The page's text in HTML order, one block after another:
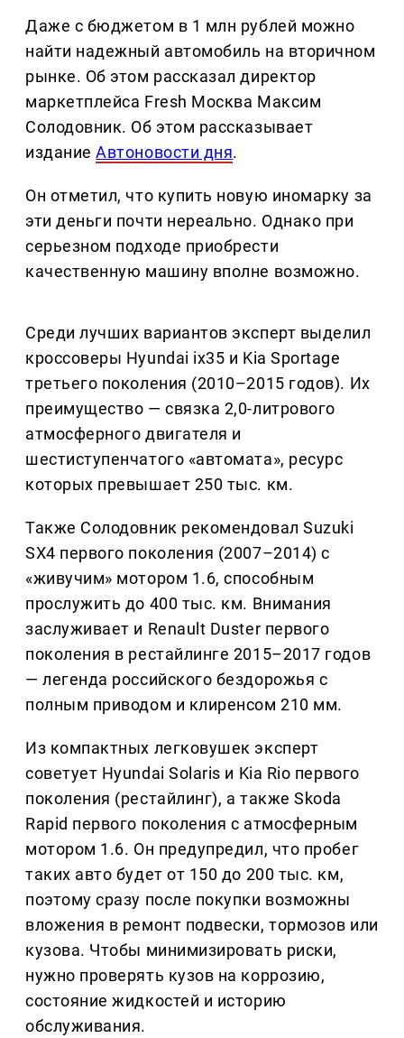
Даже с бюджетом в 1 млн рублей можно
найти надежный автомобиль на вторичном
рынке. Об этом рассказал директор
маркетплейса Fresh Москва Максим
Солодовник. Об этом рассказывает
изданиеАвтоновости дня.
Он отметил, что купить новую иномарку за
эти деньги почти нереально. Однако при
серьезном подходе приобрести
качественную машину вполне возможно.
Среди лучших вариантов эксперт выделил
кроссоверы Hyundai ix35 и Kia Sportage
третьего поколения (2010–2015 годов). Их
преимущество — связка 2,0-литрового
атмосферного двигателя и
шестиступенчатого «автомата», ресурс
которых превышает 250 тыс. км.
Также Солодовник рекомендовал Suzuki
SX4 первого поколения (2007–2014) с
«живучим» мотором 1.6, способным
прослужить до 400 тыс. км. Внимания
заслуживает и Renault Duster первого
поколения в рестайлинге 2015–2017 годов
— легенда российского бездорожья с
полным приводом и клиренсом 210 мм.
Из компактных легковушек эксперт
советует Hyundai Solaris и Kia Rio первого
поколения (рестайлинг), а также Skoda
Rapid первого поколения с атмосферным
мотором 1.6. Он предупредил, что пробег
таких авто будет от 150 до 200 тыс. км,
поэтому сразу после покупки возможны
вложения в ремонт подвески, тормозов или
кузова. Чтобы минимизировать риски,
нужно проверять кузов на коррозию,
состояние жидкостей и историю
обслуживания.